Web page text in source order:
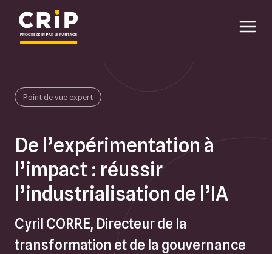
Point de vue expert
De l’expérimentation à
l’impact : réussir
l’industrialisation de l’IA
Cyril CORRE, Directeur de la
transformation et de la gouvernance